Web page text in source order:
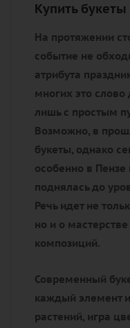
Купить букеты
На протяжении
событие не
атрибута
многих это слово
лишь с простым
Возможно, в
букеты, однако
особенно в Пензе
поднялась до
Речь идет не
но и о
композиций.
Современный
каждый элемент
растений, игра